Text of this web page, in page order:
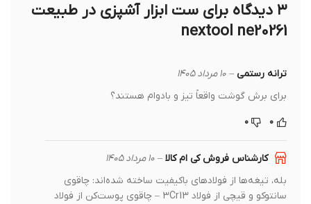
ست ابزار آشپزی در طبیعت
nextool ne20261
ترانه رستمی– ۱۰ مرداد ۱۴۰۵
برای برش گوشت واقعاً تیز و بادوام هستند؟
کارشناس فروش کی ام کالا– ۱۰ مرداد ۱۴۰۵
بله، تیغه‌ها از فولادهای باکیفیت ساخته شده‌اند: چاقوی
سانتوکو و قیچی از فولاد 3Cr13 – چاقوی پوست‌کن از فولاد